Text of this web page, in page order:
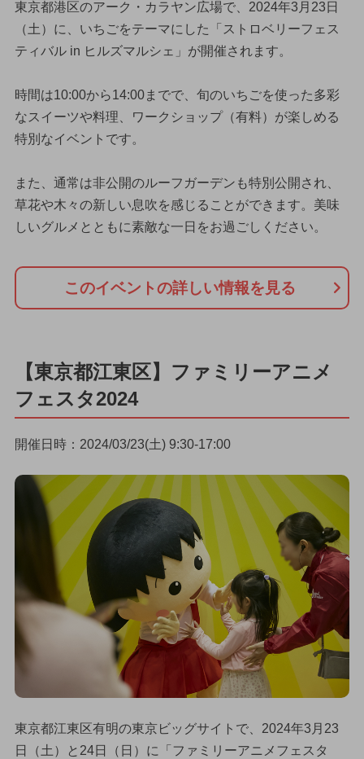
東京都港区のアーク・カラヤン広場で、2024年3月23日
（土）に、いちごをテーマにした「ストロベリーフェス
ティバル in ヒルズマルシェ」が開催されます。
時間は10:00から14:00までで、旬のいちごを使った多彩
なスイーツや料理、ワークショップ（有料）が楽しめる
特別なイベントです。
また、通常は非公開のルーフガーデンも特別公開され、
草花や木々の新しい息吹を感じることができます。美味
しいグルメとともに素敵な一日をお過ごしください。
このイベントの詳しい情報を見る
【東京都江東区】ファミリーアニメ
フェスタ2024
開催日時：2024/03/23(土) 9:30-17:00
東京都江東区有明の東京ビッグサイトで、2024年3月23
日（土）と24日（日）に「ファミリーアニメフェスタ